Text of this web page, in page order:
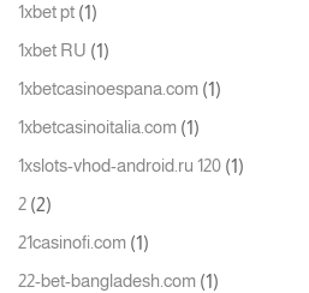
1xbet pt (1)
1xbet RU (1)
1xbetcasinoespana.com (1)
1xbetcasinoitalia.com (1)
1xslots-vhod-android.ru 120 (1)
2 (2)
21casinofi.com (1)
22-bet-bangladesh.com (1)